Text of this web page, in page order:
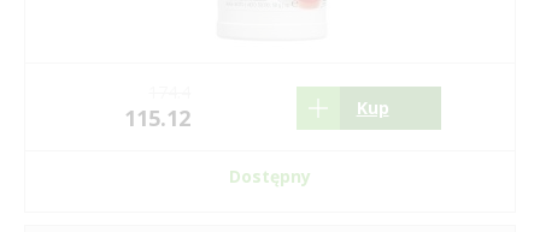
115.12 Kup
Dostępny